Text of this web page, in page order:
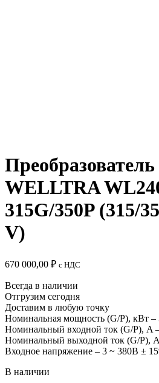
WELLTRA
315G/350P (315/
V)
670 000,00 ₽ c НДС
Всегда в наличии
Отгрузим сегодня
Доставим в любую точку
Номинальная мощность (G/P), кВт –
Номинальный входной ток (G/P), A
Номинальный выходной ток (G/P),
Входное напряжение – 3 ~ 380B ±
В наличии